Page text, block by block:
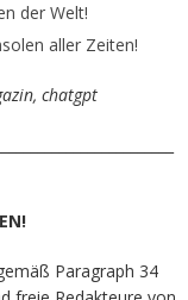
der Welt!
aller Zeiten!
chatgpt
Paragraph 34